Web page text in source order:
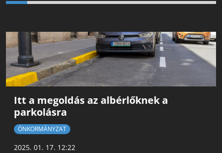
Itt a megoldás az albérlőknek a
parkolásra
ÖNKORMÁNYZAT
2025. 01. 17. 12:22